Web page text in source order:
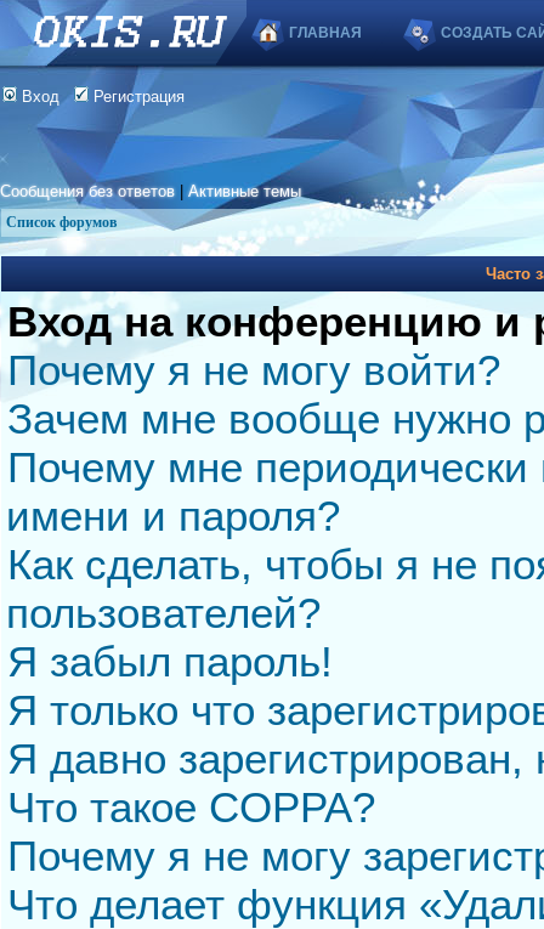
ГЛАВНАЯ СОЗДАТЬ
Вход Регистрация
Сообщения без ответов |Активные темы
Список форумов
Часто
Вход на конференцию и
Почему я не могу войти?
Зачем мне вообще нужно
Почему мне периодически
имени и пароля?
Как сделать, чтобы я не
пользователей?
Я забыл пароль!
Я только что
Я давно
Что такое COPPA?
Почему я не могу
Что делает функция